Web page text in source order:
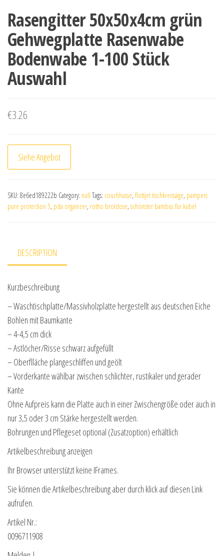
Rasengitter 50x50x4cm grün
Gehwegplatte Rasenwabe
Bodenwabe 1-100 Stück
Auswahl
€3.26
Siehe Angebot
SKU: 8e6ed189222b Category: null Tags: couchhusse, flottjet tischkreissäge, pampers
pure protection 5, pda organizer, rotho brotdose, schönster bambus für kübel
DESCRIPTION
Kurzbeschreibung
– Waschtischplatte/Massivholzplatte hergestellt aus deutschen Eiche
Bohlen mit Baumkante
– 4-4,5 cm dick
– Astlöcher/Risse schwarz aufgefüllt
– Oberflläche plangeschliffen und geölt
– Vorderkante wählbar zwischen schlichter, rustikaler und gerader
Kante
Ohne Aufpreis kann die Platte auch in einer Zwischengröße oder auch in
nur 3,5 oder 3 cm Stärke hergestellt werden.
Bohrungen und Pflegeset optional (Zusatzoption) erhältlich
Artikelbeschreibung anzeigen
Ihr Browser unterstützt keine IFrames.
Sie können die Artikelbeschreibung aber durch klick auf diesen Link
aufrufen.
Artikel Nr.:
0096711908